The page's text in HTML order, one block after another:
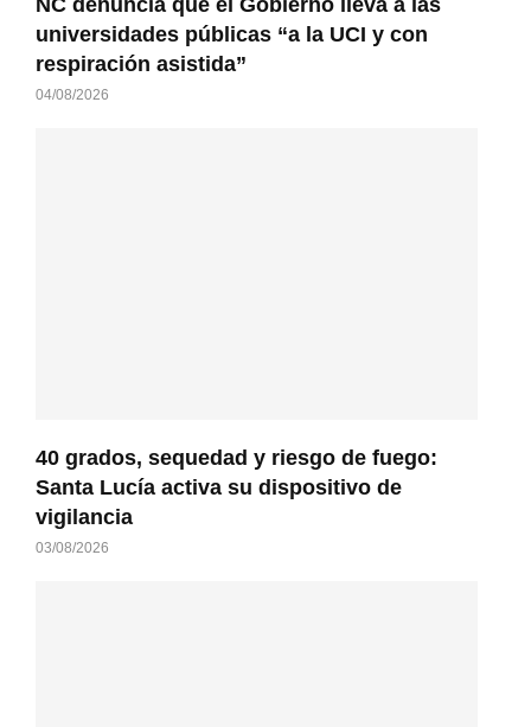
NC denuncia que el Gobierno lleva a las
universidades públicas “a la UCI y con
respiración asistida”
04/08/2026
40 grados, sequedad y riesgo de fuego:
Santa Lucía activa su dispositivo de
vigilancia
03/08/2026